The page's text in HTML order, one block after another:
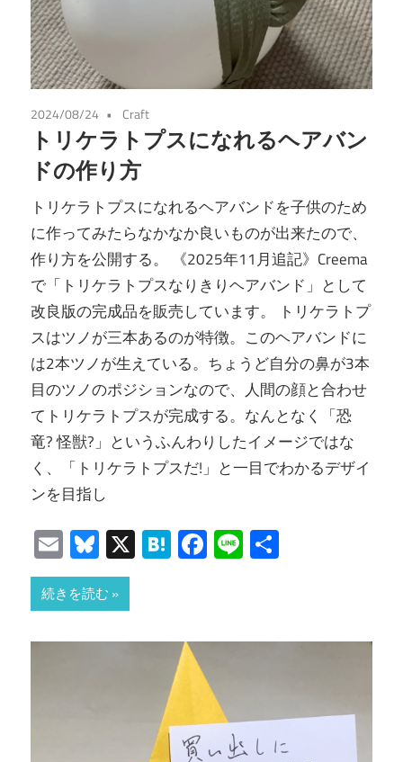
2024/08/24 Craft
トリケラトプスになれるヘアバン
ドの作り方
トリケラトプスになれるヘアバンドを子供のため
に作ってみたらなかなか良いものが出来たので、
作り方を公開する。 《2025年11月追記》Creema
で「トリケラトプスなりきりヘアバンド」として
改良版の完成品を販売しています。 トリケラトプ
スはツノが三本あるのが特徴。このヘアバンドに
は2本ツノが生えている。ちょうど自分の鼻が3本
目のツノのポジションなので、人間の顔と合わせ
てトリケラトプスが完成する。なんとなく「恐
竜? 怪獣?」というふんわりしたイメージではな
く、「トリケラトプスだ!」と一目でわかるデザイ
ンを目指し
EmailBluesky
X Hatena
Facebook
Line
続きを読む